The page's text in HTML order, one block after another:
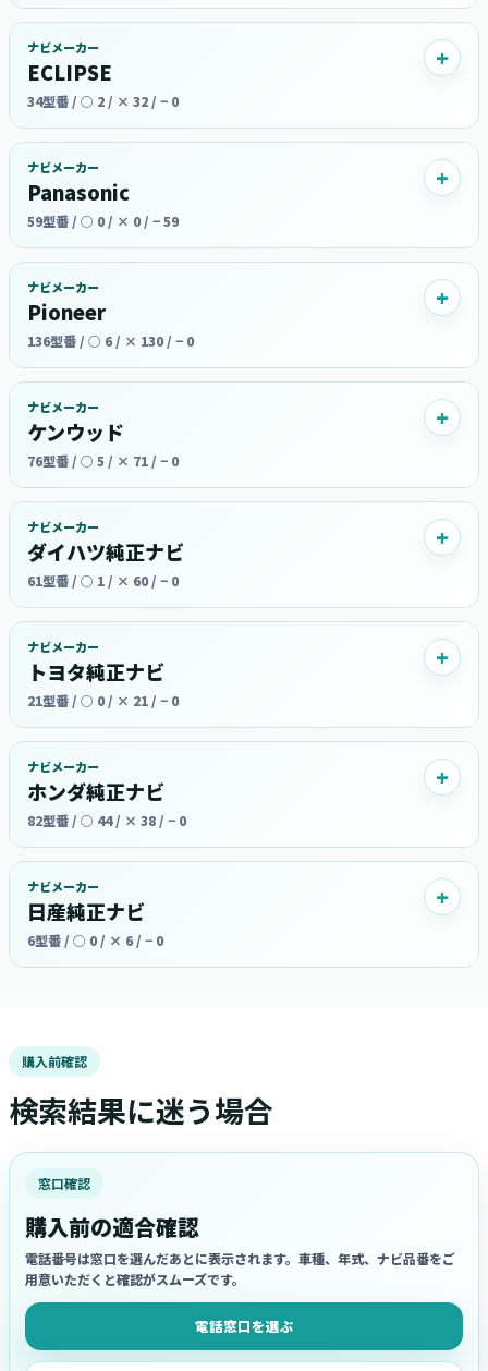
ナビメーカー
ECLIPSE
34型番 / ○ 2 / × 32 / − 0
ナビメーカー
Panasonic
59型番 / ○ 0 / × 0 / − 59
ナビメーカー
Pioneer
136型番 / ○ 6 / × 130 / − 0
ナビメーカー
ケンウッド
76型番 / ○ 5 / × 71 / − 0
ナビメーカー
ダイハツ純正ナビ
61型番 / ○ 1 / × 60 / − 0
ナビメーカー
トヨタ純正ナビ
21型番 / ○ 0 / × 21 / − 0
ナビメーカー
ホンダ純正ナビ
82型番 / ○ 44 / × 38 / − 0
ナビメーカー
日産純正ナビ
6型番 / ○ 0 / × 6 / − 0
購入前確認
検索結果に迷う場合
窓口確認
購入前の適合確認
電話番号は窓口を選んだあとに表示されます。車種、年式、ナビ品番をご
用意いただくと確認がスムーズです。
電話窓口を選ぶ